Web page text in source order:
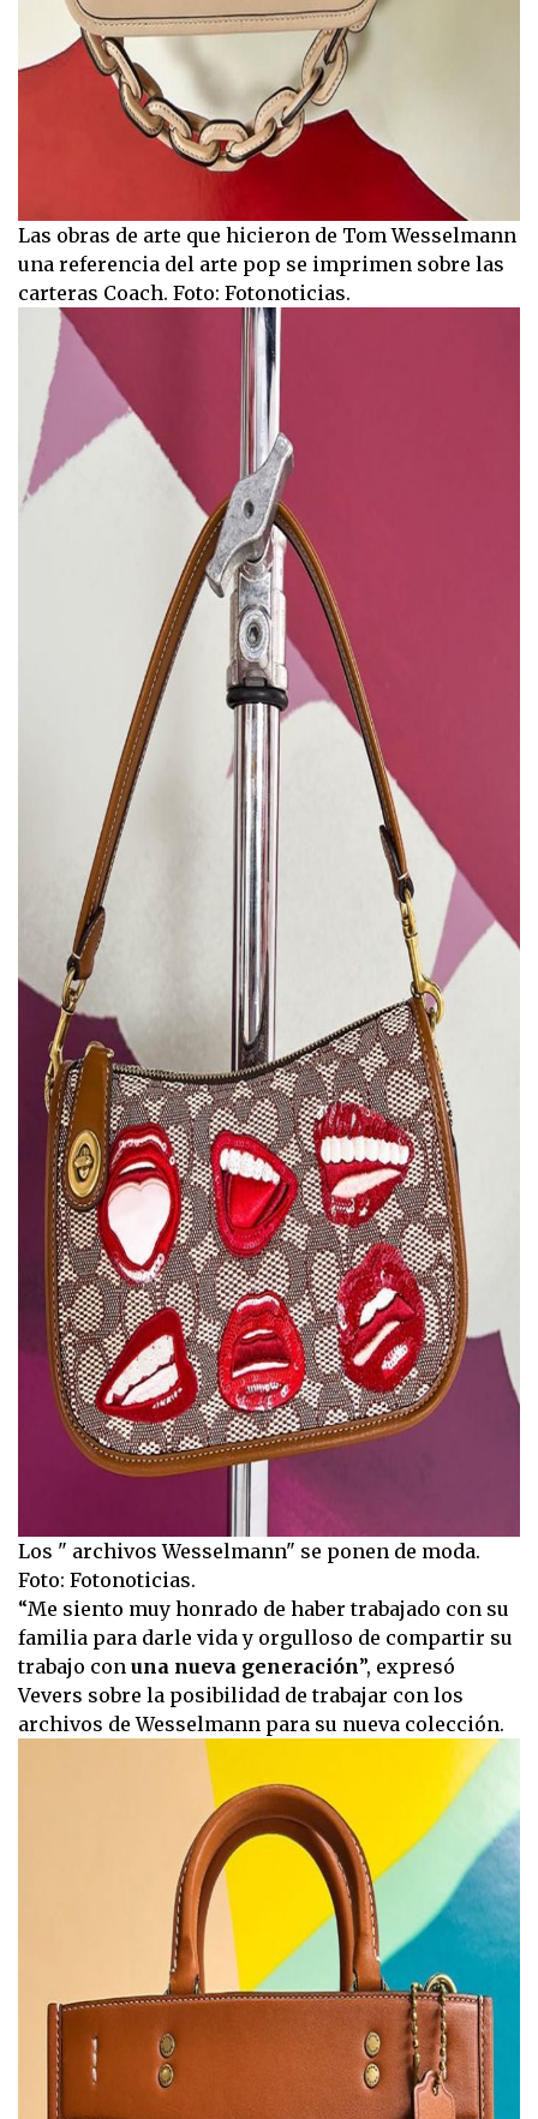
Las obras de arte que hicieron de Tom Wesselmann
una referencia del arte pop se imprimen sobre las
carteras Coach. Foto: Fotonoticias.
Los " archivos Wesselmann" se ponen de moda.
Foto: Fotonoticias.
“Me siento muy honrado de haber trabajado con su
familia para darle vida y orgulloso de compartir su
trabajo con una nueva generación”, expresó
Vevers sobre la posibilidad de trabajar con los
archivos de Wesselmann para su nueva colección.